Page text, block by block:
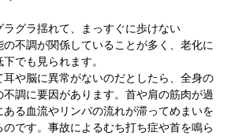
グラ揺れて、まっすぐに歩けない
不調が関係していることが多く、老化に
でも見られます。
耳や脳に異常がないのだとしたら、全身の
調に要因があります。首や肩の筋肉が過
ある血流やリンパの流れが滞ってめまいを
です。事故によるむち打ち症や首を鳴ら